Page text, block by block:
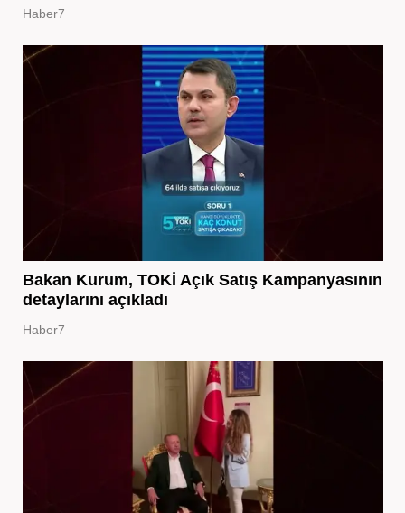
Haber7
Bakan Kurum, TOKİ Açık Satış Kampanyasının
detaylarını açıkladı
Haber7